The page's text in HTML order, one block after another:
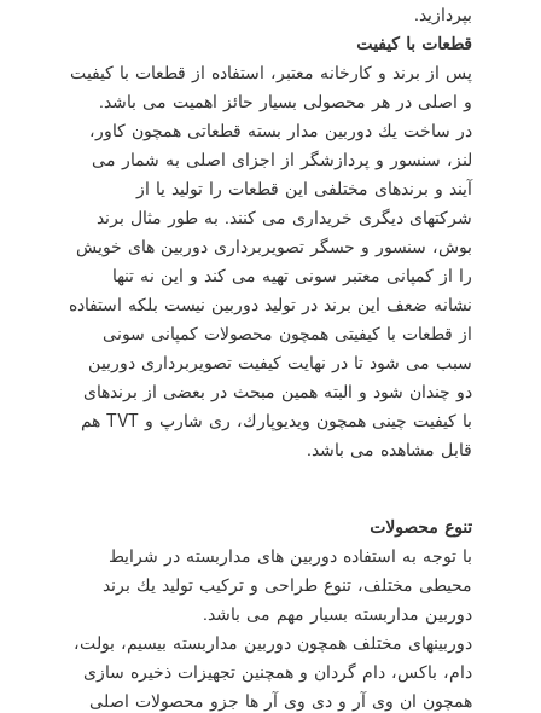
بپردازید.
قطعات با كیفیت
پس از برند و كارخانه معتبر، استفاده از قطعات با كیفیت
و اصلی در هر محصولی بسیار حائز اهمیت می باشد.
در ساخت یك دوربین مدار بسته قطعاتی همچون كاور،
لنز، سنسور و پردازشگر از اجزای اصلی به شمار می
آیند و برندهای مختلفی این قطعات را تولید یا از
شركتهای دیگری خریداری می كنند. به طور مثال برند
بوش، سنسور و حسگر تصویربرداری دوربین های خویش
را از كمپانی معتبر سونی تهیه می كند و این نه تنها
نشانه ضعف این برند در تولید دوربین نیست بلكه استفاده
از قطعات با كیفیتی همچون محصولات كمپانی سونی
سبب می شود تا در نهایت كیفیت تصویربرداری دوربین
دو چندان شود و البته همین مبحث در بعضی از برندهای
با كیفیت چینی همچون ویدیوپارك، ری شارپ و TVT هم
قابل مشاهده می باشد.
تنوع محصولات
با توجه به استفاده دوربین های مداربسته در شرایط
محیطی مختلف، تنوع طراحی و تركیب تولید یك برند
دوربین مداربسته بسیار مهم می باشد.
دوربینهای مختلف همچون دوربین مداربسته بیسیم، بولت،
دام، باكس، دام گردان و همچنین تجهیزات ذخیره سازی
همچون ان وی آر و دی وی آر ها جزو محصولات اصلی